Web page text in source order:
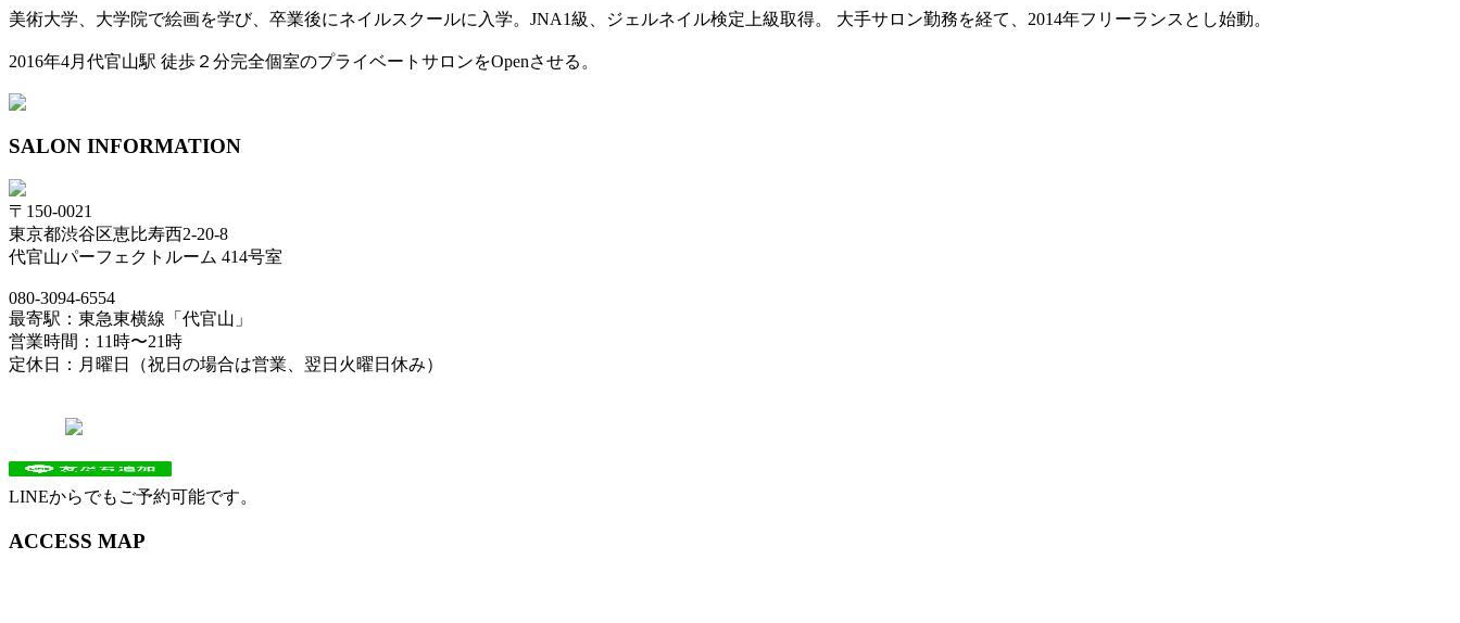
美術大学、大学院で絵画を学び、卒業後にネイルスクールに入学。JNA1級、ジェルネイル検定上級取得。 大手サロン勤務を経て、2014年フリーランスとし始動。
2016年4月代官山駅 徒歩２分完全個室のプライベートサロンをOpenさせる。
SALON INFORMATION
〒150-0021
東京都渋谷区恵比寿西2-20-8
代官山パーフェクトルーム 414号室
080-3094-6554
最寄駅：東急東横線「代官山」
営業時間：11時〜21時
定休日：月曜日（祝日の場合は営業、翌日火曜日休み）
LINEからでもご予約可能です。
ACCESS MAP